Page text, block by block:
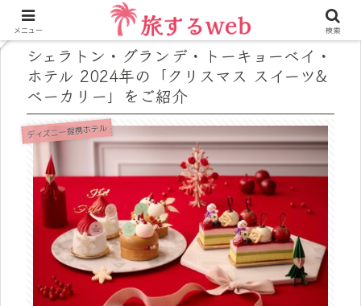
シェラトン・グランデ・トーキョーベイ・
ホテル 2024年の「クリスマス スイーツ&
ベーカリー」をご紹介
ディズニー提携ホテル
メニュー 検索